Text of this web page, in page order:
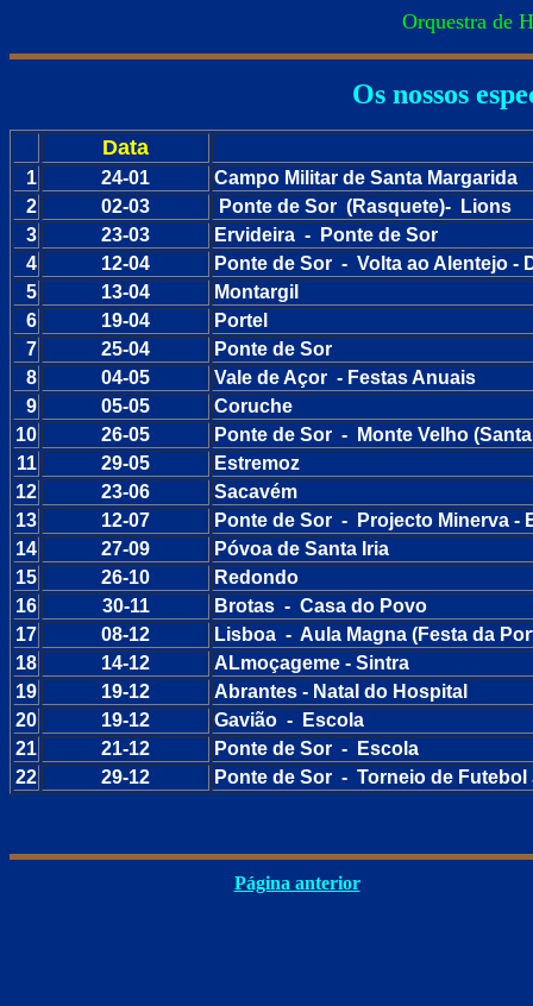
Orquestra de
Os nossos
Data
1 24-01
Campo Militar de Santa Margarida
2
02-03
Ponte de Sor (Rasquete)- Lions
3
23-03
Ervideira - Ponte de Sor
4
12-04
Ponte de Sor - Volta ao Alentejo -
5
13-04
Montargil
6
19-04
Portel
7
25-04
Ponte de Sor
8
04-05
Vale de Açor - Festas Anuais
9
05-05
Coruche
10
26-05
Ponte de Sor - Monte Velho
11
29-05
Estremoz
12
23-06
Sacavém
13
12-07
Ponte de Sor - Projecto Minerva -
14
27-09
Póvoa de Santa Iria
15
26-10
Redondo
16
30-11
Brotas - Casa do Povo
17
08-12
Lisboa - Aula Magna (Festa da
18
14-12
ALmoçageme - Sintra
19
19-12
Abrantes - Natal do Hospital
20
19-12
Gavião - Escola
21
21-12
Ponte de Sor - Escola
22
29-12 Ponte de Sor - Torneio de Futebol
Página anterior